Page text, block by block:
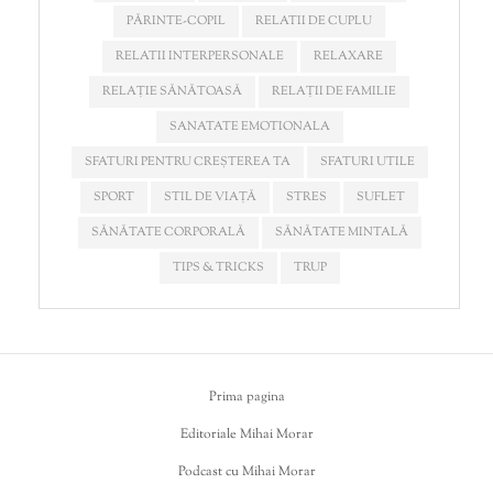
PĂRINTE-COPIL
RELATII DE CUPLU
RELATII INTERPERSONALE
RELAXARE
RELAȚIE SĂNĂTOASĂ
RELAȚII DE FAMILIE
SANATATE EMOTIONALA
SFATURI PENTRU CREȘTEREA TA
SFATURI UTILE
SPORT
STIL DE VIAȚĂ STRES
SUFLET
SĂNĂTATE CORPORALĂ
SĂNĂTATE MINTALĂ
TIPS & TRICKS
TRUP
Prima pagina
Editoriale Mihai Morar
Podcast cu Mihai Morar